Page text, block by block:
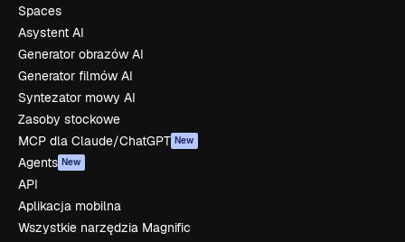
Spaces
Asystent AI
Generator obrazów AI
Generator filmów AI
Syntezator mowy AI
Zasoby stockowe
MCP dla Claude/ChatGPT New
Agents New
API
Aplikacja mobilna
Wszystkie narzędzia Magnific